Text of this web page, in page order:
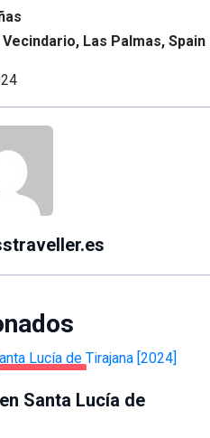
Las Palmas, Spain
DE TIRAJANA
Santa Lucía de